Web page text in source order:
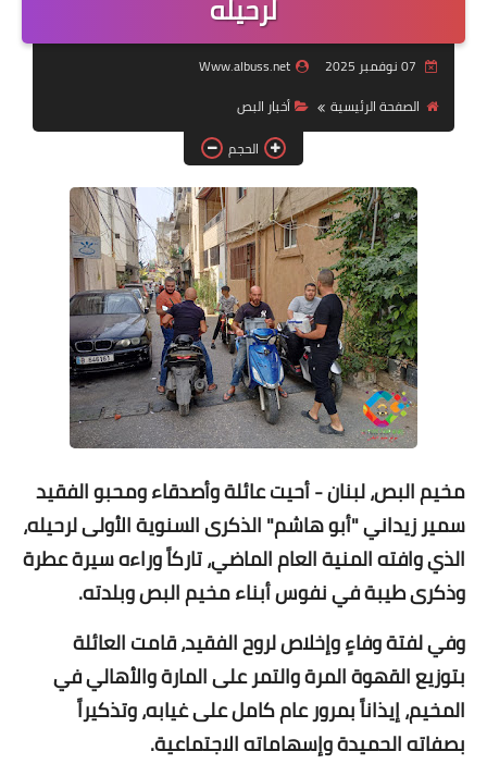
لك سيدتي
لرحيله
Www.albuss.net
الصفحة الرئيسية
أخبار ‏البص
الحجم
مخيم البص، لبنان - أحيت عائلة وأصدقاء ومحبو الفقيد
سمير زيداني "أبو هاشم" الذكرى السنوية الأولى لرحيله،
الذي وافته المنية العام الماضي، تاركاً وراءه سيرة عطرة
وذكرى طيبة في نفوس أبناء مخيم البص وبلدته.
وفي لفتة وفاءٍ وإخلاص لروح الفقيد، قامت العائلة
بتوزيع القهوة المرة والتمر على المارة والأهالي في
المخيم، إيذاناً بمرور عام كامل على غيابه، وتذكيراً
بصفاته الحميدة وإسهاماته الاجتماعية.